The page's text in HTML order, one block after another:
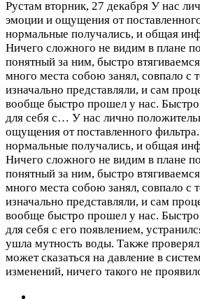
Рустам вторник, 27 декабря У нас
эмоции и ощущения от
нормальные получались, и общая
Ничего сложного не видим в плане
понятный за ним, быстро
много места собою занял, совпало с
изначально представляли, и сам
вообще быстро прошел у нас.
для себя с… У нас лично
ощущения от поставленного
нормальные получались, и общая
Ничего сложного не видим в плане
понятный за ним, быстро
много места собою занял, совпало с
изначально представляли, и сам
вообще быстро прошел у нас.
для себя с его появлением,
ушла мутность воды. Также
может сказаться на давление в
изменений, ничего такого не